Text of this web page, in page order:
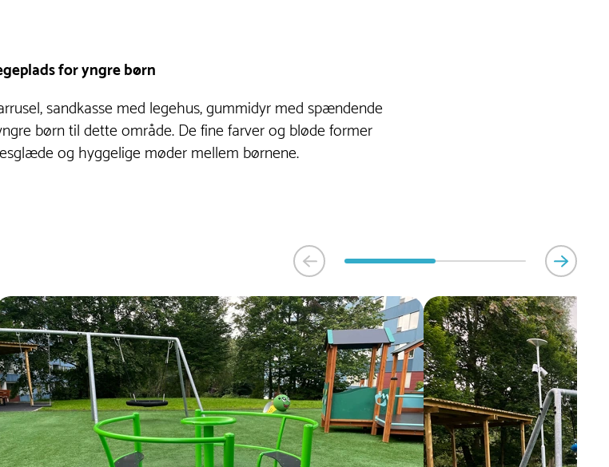
for yngre børn
sandkasse med legehus, gummidyr med spændende
børn til dette område. De fine farver og bløde former
og hyggelige møder mellem børnene.